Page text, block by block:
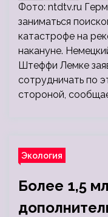
Фото: ntdtv.ru
заниматься
катастрофе на
накануне.
Штеффи Лемке
сотрудничать по
стороной,
Экология
Более 1,5